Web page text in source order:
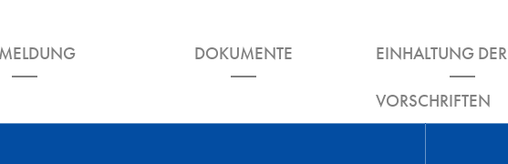
DOKUMENTE EINHALTUNG DER
VORSCHRIFTEN